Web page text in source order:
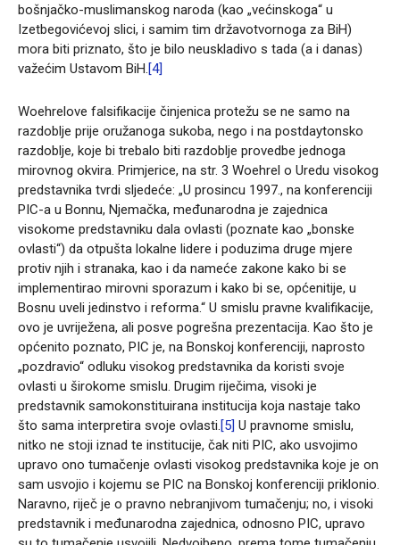
bošnjačko-muslimanskog naroda (kao „većinskoga“ u
Izetbegovićevoj slici, i samim tim državotvornoga za BiH)
mora biti priznato, što je bilo neuskladivo s tada (a i danas)
važećim Ustavom BiH. [4]
Woehrelove falsifikacije činjenica protežu se ne samo na
razdoblje prije oružanoga sukoba, nego i na postdaytonsko
razdoblje, koje bi trebalo biti razdoblje provedbe jednoga
mirovnog okvira. Primjerice, na str. 3 Woehrel o Uredu visokog
predstavnika tvrdi sljedeće: „U prosincu 1997., na konferenciji
PIC-a u Bonnu, Njemačka, međunarodna je zajednica
visokome predstavniku dala ovlasti (poznate kao „bonske
ovlasti“) da otpušta lokalne lidere i poduzima druge mjere
protiv njih i stranaka, kao i da nameće zakone kako bi se
implementirao mirovni sporazum i kako bi se, općenitije, u
Bosnu uveli jedinstvo i reforma.“ U smislu pravne kvalifikacije,
ovo je uvriježena, ali posve pogrešna prezentacija. Kao što je
općenito poznato, PIC je, na Bonskoj konferenciji, naprosto
„pozdravio“ odluku visokog predstavnika da koristi svoje
ovlasti u širokome smislu. Drugim riječima, visoki je
predstavnik samokonstituirana institucija koja nastaje tako
što sama interpretira svoje ovlasti. [5] U pravnome smislu,
nitko ne stoji iznad te institucije, čak niti PIC, ako usvojimo
upravo ono tumačenje ovlasti visokog predstavnika koje je on
sam usvojio i kojemu se PIC na Bonskoj konferenciji priklonio.
Naravno, riječ je o pravno nebranjivom tumačenju; no, i visoki
predstavnik i međunarodna zajednica, odnosno PIC, upravo